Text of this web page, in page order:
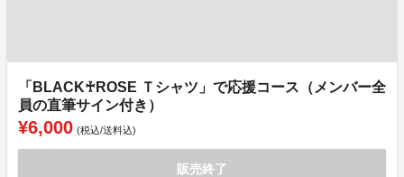
「BLACK♰ROSE Ｔシャツ」で応援コース（メンバー全
員の直筆サイン付き）
¥6,000 (税込/送料込)
販売終了